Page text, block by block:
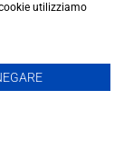
registrata
del 17/07/2024 |
utilizziamo